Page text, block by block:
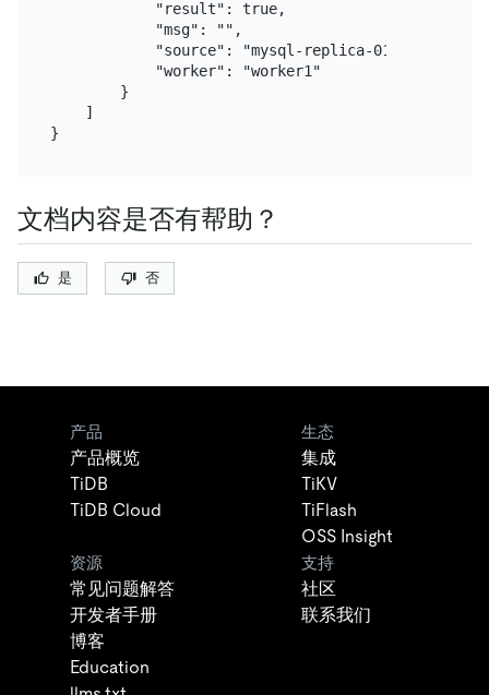
            "result": true,
            "msg": "",
            "source": "mysql-replica-01",
            "worker": "worker1"
        }
    ]
文档内容是否有帮助？
是 否
产品
产品概览
TiDB
TiDB Cloud
生态
集成
TiKV
TiFlash
OSS Insight
资源
常见问题解答
开发者手册
博客
Education
支持
社区
联系我们